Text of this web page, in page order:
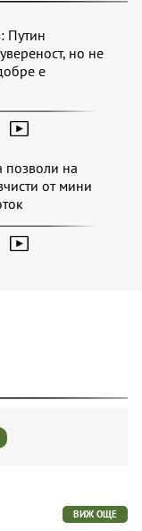
Путин
но не
е
на
от мини
ВИЖ ОЩЕ